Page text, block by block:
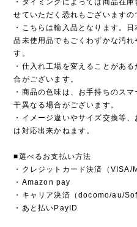
せていただく恐れもございますの
・こちらは輸入品となります。
品未使用品でもごくわずかな汚
す。
・仕入れ工場を変えることがあ
合がございます。
・商品の色味は、お手持ちのス
干異なる場合がございます。
・イメージ違いやサイズ交換等
は対応出来かねます。
■選べるお支払い方法
・クレジットカード決済（VISA/
・Amazon pay
・キャリア決済（docomo/au/
・あと払いPayID